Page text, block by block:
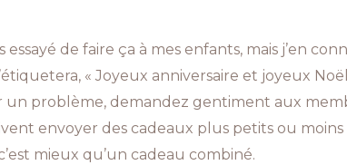
de faire ça à mes enfants, mais j’en
« Joyeux anniversaire et joyeux
un problème, demandez gentiment aux
envoyer des cadeaux plus petits ou
mieux qu’un cadeau combiné.